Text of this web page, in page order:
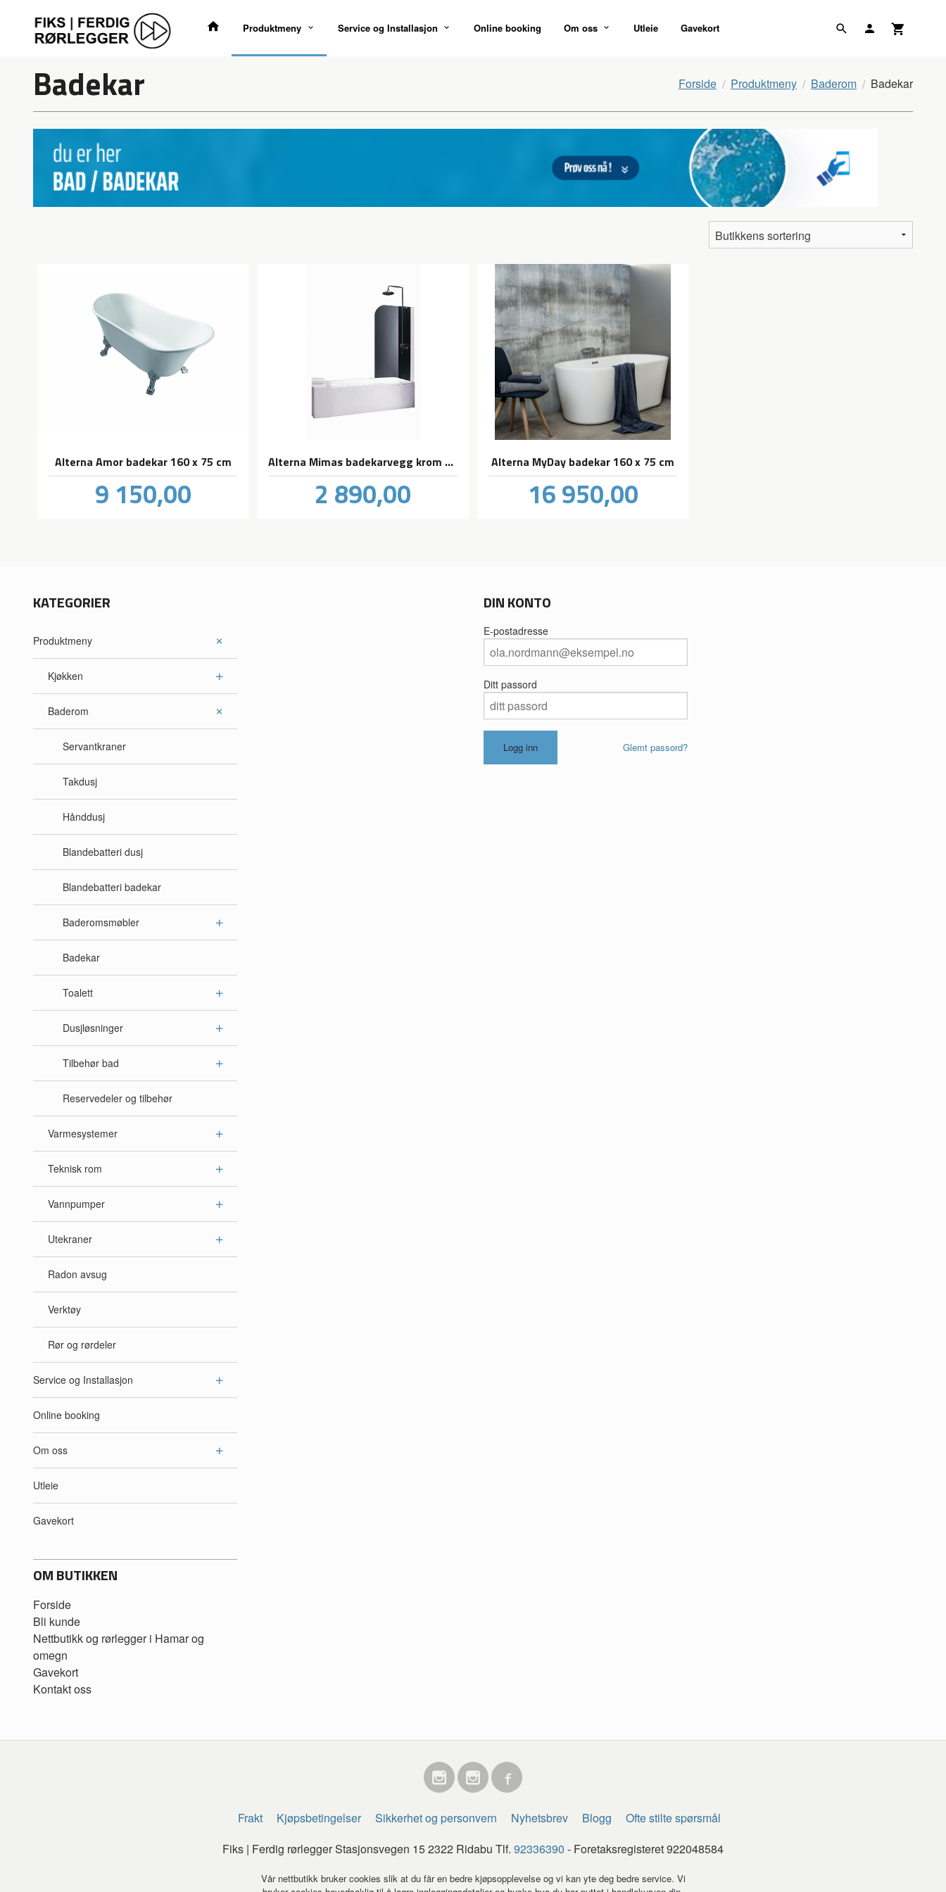
innholdet
Produktmeny Service og Installasjon Online booking Om oss Utleie Gavekort
Forside Produktmeny Baderom Badekar
Badekar
Alterna Amor badekar 160 x 75 cm
Pris
9 150,00inkl.
mva.
Alterna Mimas badekarvegg krom 80cm
Pris
2 890,00
Alterna MyDay badekar 160 x 75 cm
Pris
16 950,00inkl.
mva.
KATEGORIER
Produktmeny
Kjøkken
Baderom
Servantkraner
Takdusj
Hånddusj
Blandebatteri dusj
Blandebatteri badekar
Baderomsmøbler
Badekar
Toalett
Dusjløsninger
Tilbehør bad
Reservedeler og tilbehør
Varmesystemer
Teknisk rom
Vannpumper
Utekraner
Radon avsug
Verktøy
Rør og rørdeler
Service og Installasjon
Online booking
Om oss
Utleie
Gavekort
OM BUTIKKEN
Forside
Bli kunde
Nettbutikk og rørlegger i Hamar og
omegn
Gavekort
Kontakt oss
DIN KONTO
E-postadresse
Ditt passord
Glemt passord?
Frakt Kjøpsbetingelser Sikkerhet og personvern Nyhetsbrev Blogg
Ofte stilte spørsmål
Fiks | Ferdig rørlegger Stasjonsvegen 15 2322 Ridabu Tlf. 92336390 - Foretaksregisteret 922048584
Vår nettbutikk bruker cookies slik at du får en bedre kjøpsopplevelse og vi kan yte deg bedre service. Vi